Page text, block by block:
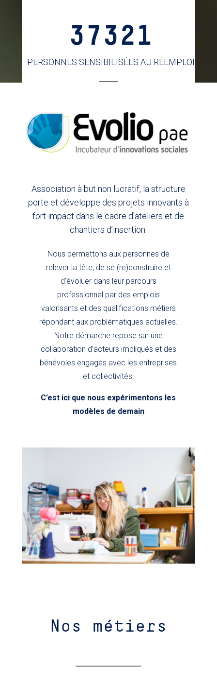
37321
PERSONNES SENSIBILISÉES AU RÉEMPLOI
Association à but non lucratif, la structure
porte et développe des projets innovants à
fort impact dans le cadre d’ateliers et de
chantiers d’insertion.
Nous permettons aux personnes de
relever la tête, de se (re)construire et
d’évoluer dans leur parcours
professionnel par des emplois
valorisants et des qualifications métiers
répondant aux problématiques actuelles.
Notre démarche repose sur une
collaboration d’acteurs impliqués et des
bénévoles engagés avec les entreprises
et collectivités.
C’est ici que nous expérimentons les
modèles de demain
Nos métiers